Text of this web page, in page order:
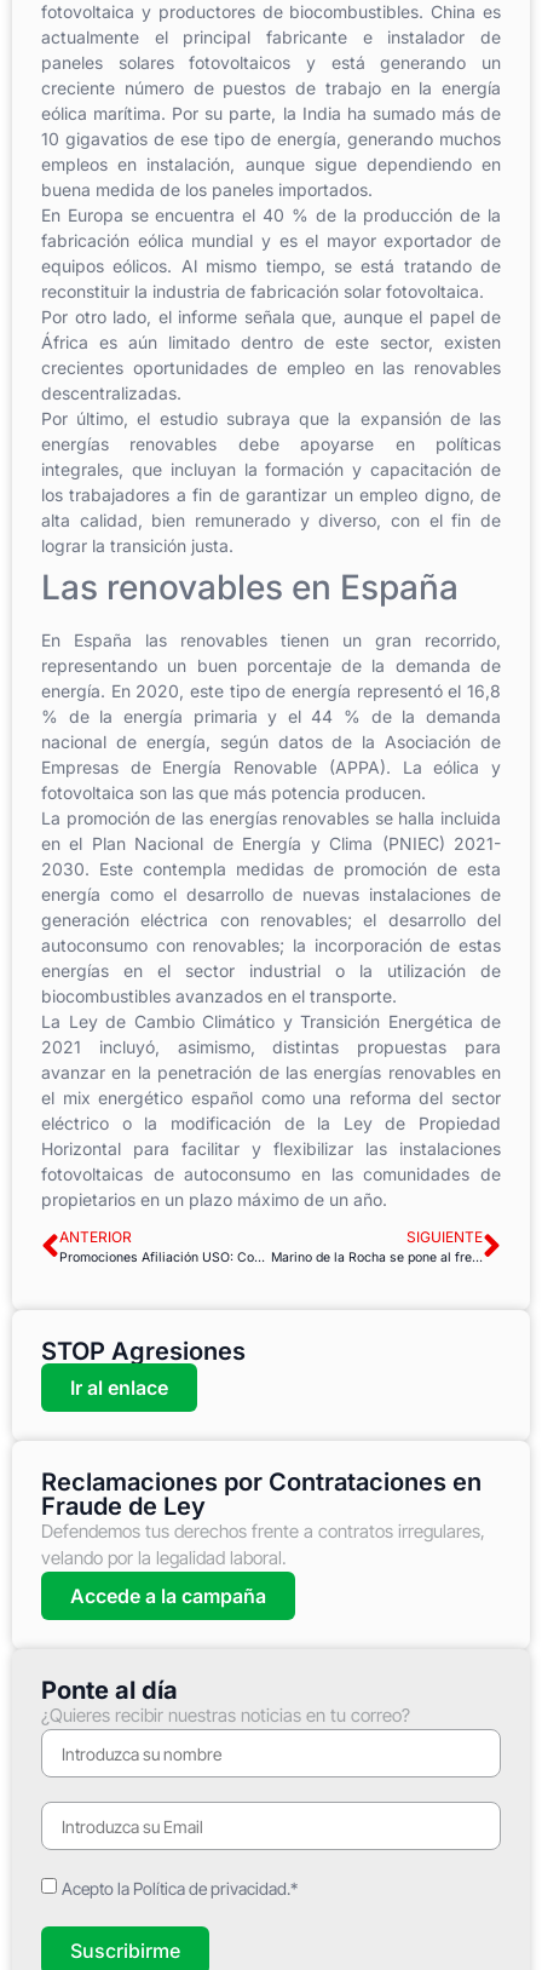
fotovoltaica y productores de biocombustibles. China es
actualmente el principal fabricante e instalador de
paneles solares fotovoltaicos y está generando un
creciente número de puestos de trabajo en la energía
eólica marítima. Por su parte, la India ha sumado más de
10 gigavatios de ese tipo de energía, generando muchos
empleos en instalación, aunque sigue dependiendo en
buena medida de los paneles importados.
En Europa se encuentra el 40 % de la producción de la
fabricación eólica mundial y es el mayor exportador de
equipos eólicos. Al mismo tiempo, se está tratando de
reconstituir la industria de fabricación solar fotovoltaica.
Por otro lado, el informe señala que, aunque el papel de
África es aún limitado dentro de este sector, existen
crecientes oportunidades de empleo en las renovables
descentralizadas.
Por último, el estudio subraya que la expansión de las
energías renovables debe apoyarse en políticas
integrales, que incluyan la formación y capacitación de
los trabajadores a fin de garantizar un empleo digno, de
alta calidad, bien remunerado y diverso, con el fin de
lograr la transición justa.
Las renovables en España
En España las renovables tienen un gran recorrido,
representando un buen porcentaje de la demanda de
energía. En 2020, este tipo de energía representó el 16,8
% de la energía primaria y el 44 % de la demanda
nacional de energía, según datos de la Asociación de
Empresas de Energía Renovable (APPA). La eólica y
fotovoltaica son las que más potencia producen.
La promoción de las energías renovables se halla incluida
en el Plan Nacional de Energía y Clima (PNIEC) 2021-
2030. Este contempla medidas de promoción de esta
energía como el desarrollo de nuevas instalaciones de
generación eléctrica con renovables; el desarrollo del
autoconsumo con renovables; la incorporación de estas
energías en el sector industrial o la utilización de
biocombustibles avanzados en el transporte.
La Ley de Cambio Climático y Transición Energética de
2021 incluyó, asimismo, distintas propuestas para
avanzar en la penetración de las energías renovables en
el mix energético español como una reforma del sector
eléctrico o la modificación de la Ley de Propiedad
Horizontal para facilitar y flexibilizar las instalaciones
fotovoltaicas de autoconsumo en las comunidades de
propietarios en un plazo máximo de un año.
ANTERIOR
Promociones Afiliación USO: Convenio ORANGE
SIGUIENTE
Marino de la Rocha se pone al frente del Departamento Confederal de Jubilados y Pensionistas
STOP Agresiones
Ir al enlace
Reclamaciones por Contrataciones en
Fraude de Ley
Defendemos tus derechos frente a contratos irregulares,
velando por la legalidad laboral.
Accede a la campaña
Ponte al día
¿Quieres recibir nuestras noticias en tu correo?
Acepto la Política de privacidad.*
Suscribirme